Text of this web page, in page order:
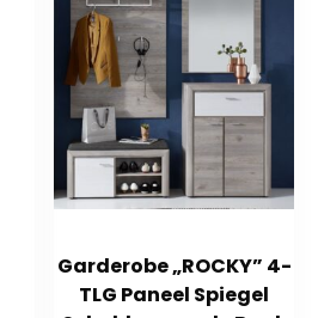
Garderobe „ROCKY” 4-
TLG Paneel Spiegel